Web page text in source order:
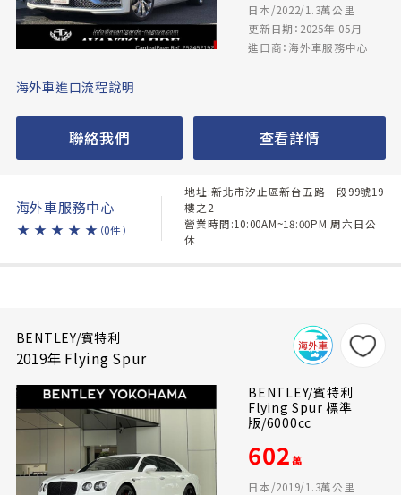
日本/2022/1.3萬公里
更新日期：2025年 05月
進口商：海外車服務中心
海外車進口流程說明
聯絡我們 查看詳情
海外車服務中心
★ ★ ★ ★ ★ （0件）
地址:新北市汐止區新台五路一段99號19
樓之2
營業時間:10:00AM~18:00PM 周六日公
休
BENTLEY/賓特利
2019年 Flying Spur
BENTLEY/賓特利
Flying Spur 標準
版/6000cc
602萬
日本/2019/1.3萬公里